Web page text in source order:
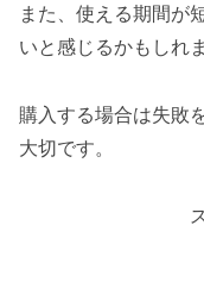
また、使える期間が
いと感じるかもしれ
購入する場合は失敗
大切です。